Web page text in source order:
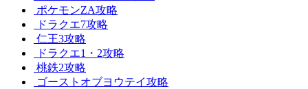
ポケモンZA攻略
ドラクエ7攻略
仁王3攻略
ドラクエ1・2攻略
桃鉄2攻略
ゴーストオブヨウテイ攻略